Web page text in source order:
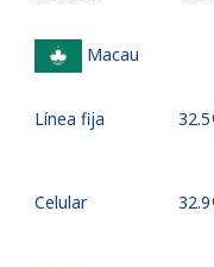
Macau
Línea fija
Celular